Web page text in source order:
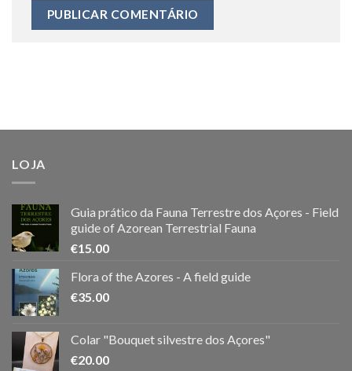
LOJA
Guia prático da Fauna Terrestre dos Açores - Field
guide of Azorean Terrestrial Fauna
€15.00
Flora of the Azores - A field guide
€35.00
Colar "Bouquet silvestre dos Açores"
€20.00